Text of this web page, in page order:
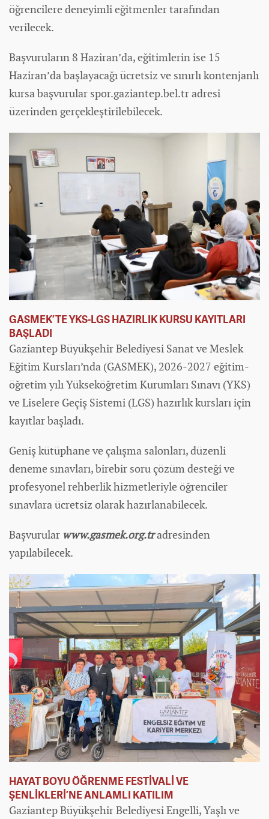
öğrencilere deneyimli eğitmenler tarafından
verilecek.
Başvuruların 8 Haziran’da, eğitimlerin ise 15
Haziran’da başlayacağı ücretsiz ve sınırlı kontenjanlı
kursa başvurular spor.gaziantep.bel.tr adresi
üzerinden gerçekleştirilebilecek.
GASMEK’TE YKS-LGS HAZIRLIK KURSU KAYITLARI
BAŞLADI
Gaziantep Büyükşehir Belediyesi Sanat ve Meslek
Eğitim Kursları’nda (GASMEK), 2026-2027 eğitim-
öğretim yılı Yükseköğretim Kurumları Sınavı (YKS)
ve Liselere Geçiş Sistemi (LGS) hazırlık kursları için
kayıtlar başladı.
Geniş kütüphane ve çalışma salonları, düzenli
deneme sınavları, birebir soru çözüm desteği ve
profesyonel rehberlik hizmetleriyle öğrenciler
sınavlara ücretsiz olarak hazırlanabilecek.
Başvurular www.gasmek.org.tradresinden
yapılabilecek.
HAYAT BOYU ÖĞRENME FESTİVALİ VE
ŞENLİKLERİ’NE ANLAMLI KATILIM
Gaziantep Büyükşehir Belediyesi Engelli, Yaşlı ve